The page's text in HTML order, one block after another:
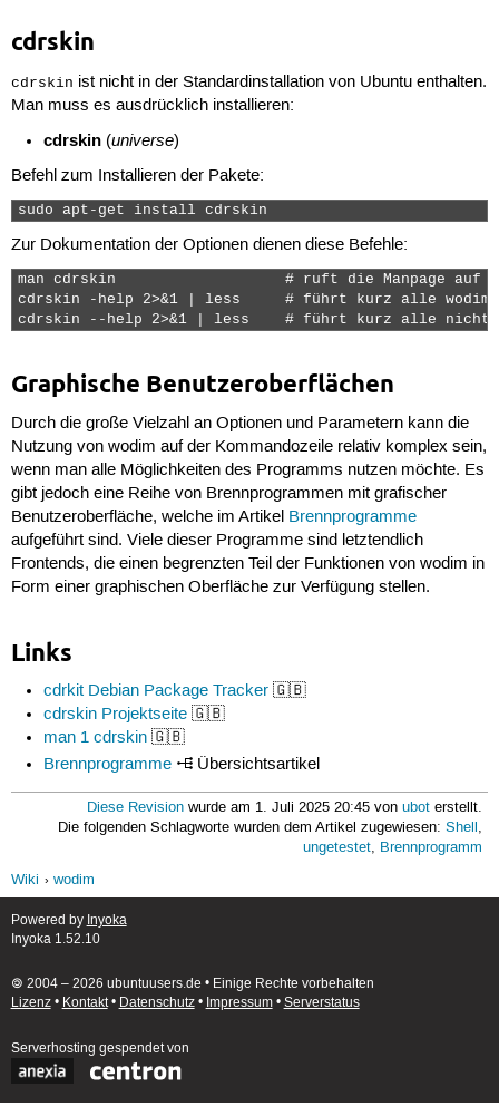
cdrskin
cdrskin ist nicht in der Standardinstallation von Ubuntu enthalten.
Man muss es ausdrücklich installieren:
cdrskin (universe)
Befehl zum Installieren der Pakete:
sudo apt-get install cdrskin
Zur Dokumentation der Optionen dienen diese Befehle:
man cdrskin                   # ruft die Manpage auf
cdrskin -help 2>&1 | less     # führt kurz alle wodim-
cdrskin --help 2>&1 | less    # führt kurz alle nicht-
Graphische Benutzeroberflächen
Durch die große Vielzahl an Optionen und Parametern kann die
Nutzung von wodim auf der Kommandozeile relativ komplex sein,
wenn man alle Möglichkeiten des Programms nutzen möchte. Es
gibt jedoch eine Reihe von Brennprogrammen mit grafischer
Benutzeroberfläche, welche im Artikel Brennprogramme
aufgeführt sind. Viele dieser Programme sind letztendlich
Frontends, die einen begrenzten Teil der Funktionen von wodim in
Form einer graphischen Oberfläche zur Verfügung stellen.
Links
cdrkit Debian Package Tracker 🇬🇧
cdrskin Projektseite 🇬🇧
man 1 cdrskin 🇬🇧
Brennprogramme
Übersichtsartikel
Diese Revision wurde am 1. Juli 2025 20:45 vonubot erstellt.
Die folgenden Schlagworte wurden dem Artikel zugewiesen:Shell,
ungetestet, Brennprogramm
Wiki
wodim
Powered by Inyoka
Inyoka 1.52.10
🄯 2004 – 2026 ubuntuusers.de • Einige Rechte vorbehalten
Lizenz• Kontakt• Datenschutz• Impressum• Serverstatus
Serverhosting gespendet von